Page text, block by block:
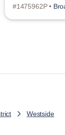
#1475962P •
Westside